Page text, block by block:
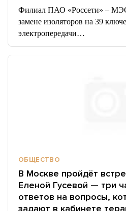
Филиал ПАО «Россети» –
замене изоляторов на 39
электропередачи…
ОБЩЕСТВО
В Москве пройдёт
Еленой Гусевой — три
ответов на вопросы,
задают в кабинете